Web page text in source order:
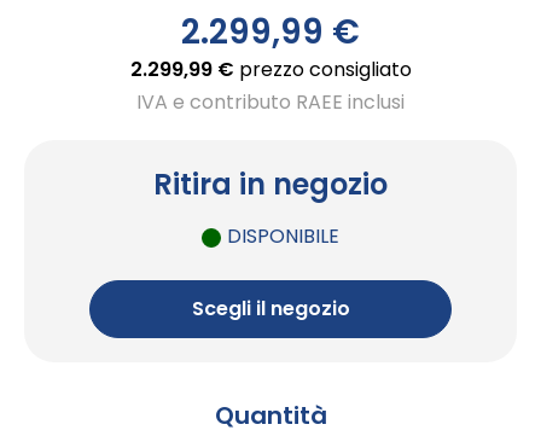
2.299,99 €
2.299,99 € prezzo consigliato
IVA e contributo RAEE inclusi
Ritira in negozio
DISPONIBILE
Scegli il negozio
Quantità